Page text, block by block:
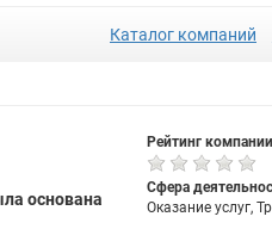
Каталог компаний
Рейтинг
Сфера
Оказание услуг,
основана